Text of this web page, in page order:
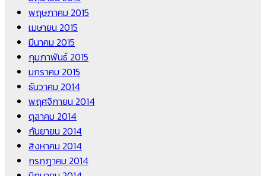
พฤษภาคม 2015
เมษายน 2015
มีนาคม 2015
กุมภาพันธ์ 2015
มกราคม 2015
ธันวาคม 2014
พฤศจิกายน 2014
ตุลาคม 2014
กันยายน 2014
สิงหาคม 2014
กรกฎาคม 2014